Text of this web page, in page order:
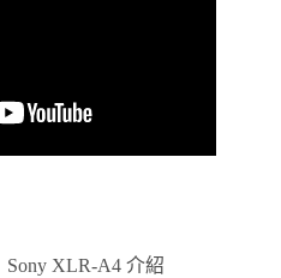
XLR-A4 介紹